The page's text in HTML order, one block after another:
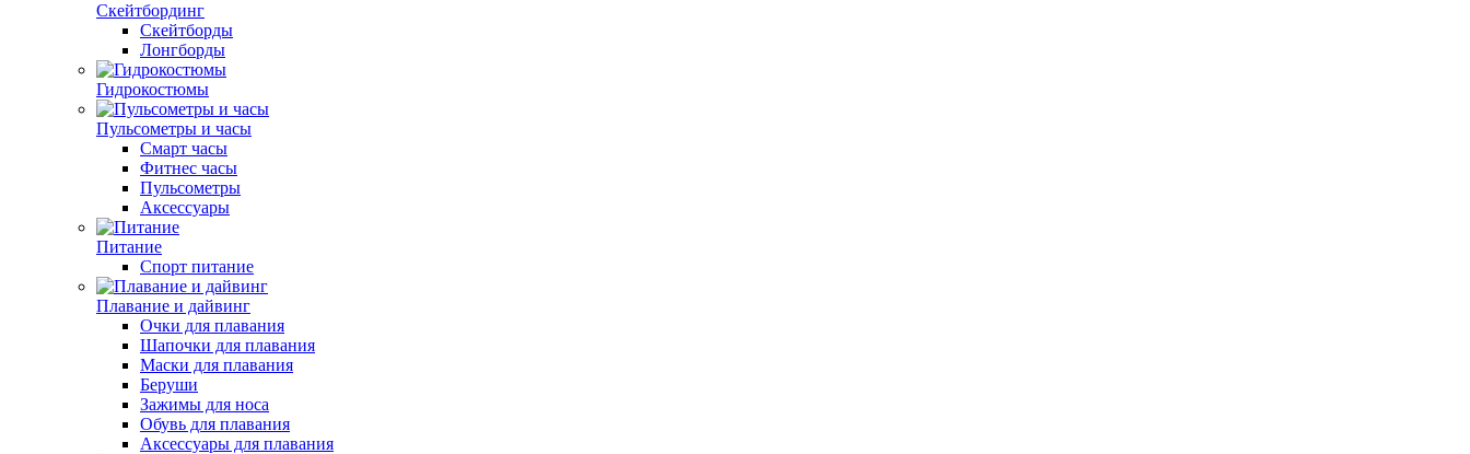
Скейтбординг
Скейтборды
Лонгборды
Гидрокостюмы
Пульсометры и часы
Смарт часы
Фитнес часы
Пульсометры
Аксессуары
Питание
Спорт питание
Плавание и дайвинг
Очки для плавания
Шапочки для плавания
Маски для плавания
Беруши
Зажимы для носа
Обувь для плавания
Аксессуары для плавания